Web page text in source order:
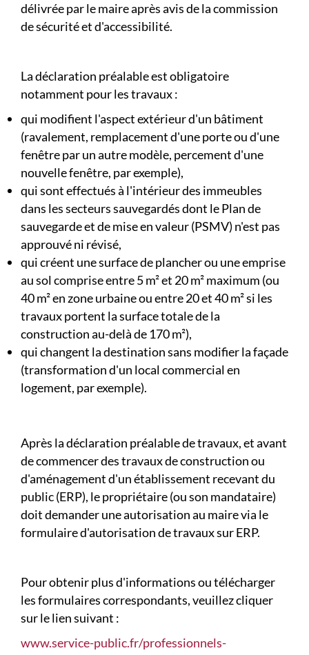
délivrée par le maire après avis de la commission
de sécurité et d'accessibilité.
La déclaration préalable est obligatoire
notamment pour les travaux :
qui modifient l'aspect extérieur d'un bâtiment
(ravalement, remplacement d'une porte ou d'une
fenêtre par un autre modèle, percement d'une
nouvelle fenêtre, par exemple),
qui sont effectués à l'intérieur des immeubles
dans les secteurs sauvegardés dont le Plan de
sauvegarde et de mise en valeur (PSMV) n'est pas
approuvé ni révisé,
qui créent une surface de plancher ou une emprise
au sol comprise entre 5 m² et 20 m² maximum (ou
40 m² en zone urbaine ou entre 20 et 40 m² si les
travaux portent la surface totale de la
construction au-delà de 170 m²),
qui changent la destination sans modifier la façade
(transformation d'un local commercial en
logement, par exemple).
Après la déclaration préalable de travaux, et avant
de commencer des travaux de construction ou
d'aménagement d'un établissement recevant du
public (ERP), le propriétaire (ou son mandataire)
doit demander une autorisation au maire via le
formulaire d'autorisation de travaux sur ERP.
Pour obtenir plus d'informations ou télécharger
les formulaires correspondants, veuillez cliquer
sur le lien suivant :
www.service-public.fr/professionnels-